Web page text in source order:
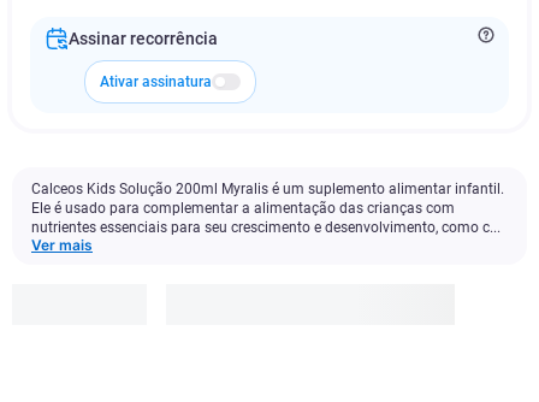
Assinar recorrência
Ativar assinatura
Calceos Kids Solução 200ml Myralis é um suplemento alimentar infantil.
Ele é usado para complementar a alimentação das crianças com
nutrientes essenciais para seu crescimento e desenvolvimento, como c...
Ver mais